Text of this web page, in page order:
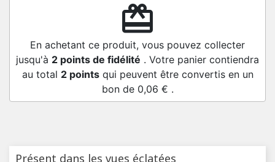
redeem
En achetant ce produit, vous pouvez collecter
jusqu'à 2 points de fidélité . Votre panier contiendra
au total 2pointsqui peuvent être convertis en un
bon de 0,06 € .
Présent dans les vues éclatées